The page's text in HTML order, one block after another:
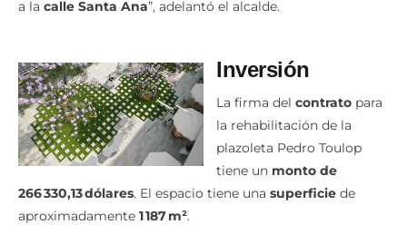
La firma delcontrato
la rehabilitación de la
plazoleta Pedro Toulop
tiene unmonto de
266 330,13 dólares. El espacio tiene una superficiede
aproximadamente 1 187 m².